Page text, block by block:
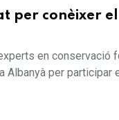
per conèixer
en conservació
per participar